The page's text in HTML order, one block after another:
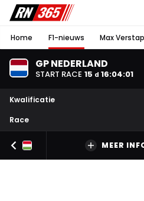
Home F1-nieuws Max
GP NEDERLAND
START RACE 15 d 16:04:00
Kwalificatie
Race
MEER